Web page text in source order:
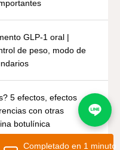
GLP-1 oral |
de peso, modo de
5 efectos, efectos
con otras
botulínica
Completado en 1 minuto